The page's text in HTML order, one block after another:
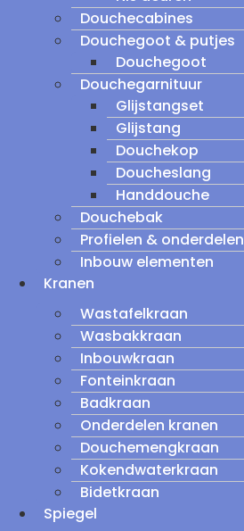
Douchecabines
Douchegoot & putjes
Douchegoot
Douchegarnituur
Glijstangset
Glijstang
Douchekop
Doucheslang
Handdouche
Douchebak
Profielen & onderdelen
Inbouw elementen
Kranen
Wastafelkraan
Wasbakkraan
Inbouwkraan
Fonteinkraan
Badkraan
Onderdelen kranen
Douchemengkraan
Kokendwaterkraan
Bidetkraan
Spiegel